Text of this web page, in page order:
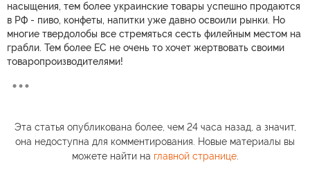
насыщения, тем более украинские товары успешно продаются
в РФ - пиво, конфеты, напитки уже давно освоили рынки. Но
многие твердолобы все стремяться сесть филейным местом на
грабли. Тем более ЕС не очень то хочет жертвовать своими
товаропроизводителями!
Эта статья опубликована более, чем 24 часа назад, а значит,
она недоступна для комментирования. Новые материалы вы
можете найти на главной странице.